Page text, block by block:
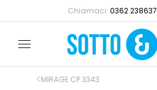
Chiamaci: 0362 238637
MIRAGE CP 3343